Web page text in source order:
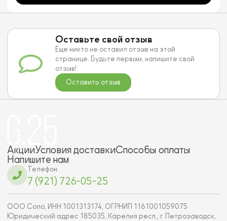
Оставьте свой отзыв
Еще никто не оставил отзыв на этой
странице. Будьте первым, напишите свой
отзыв!
Оставить отзыв
АкцииУсловия доставкиСпособы оплаты
Напишите нам
Телефон
7 (921) 726-05-25
ООО Соло, ИНН 1001313174, ОГРНИП 1161001059075
Юридический адрес 185035, Карелия респ., г. Петрозаводск,